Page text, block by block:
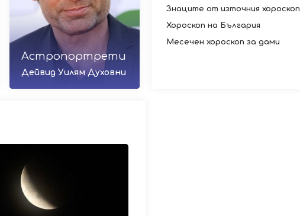
Астропортрети
Дейвид Уилям Духовни
Знаците от източния хороскоп
Хороскоп на България
Месечен хороскоп за дами